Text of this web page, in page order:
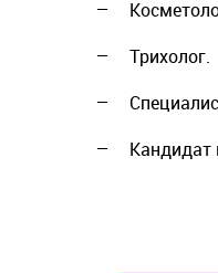
Трихолог.
Кандидат